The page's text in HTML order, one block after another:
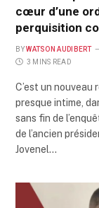
cœur d’une
perquisition
BY WATSON AUDIBERT
3 MINS READ
C’est un nouveau
presque intime,
sans fin de
de l’ancien
Jovenel…